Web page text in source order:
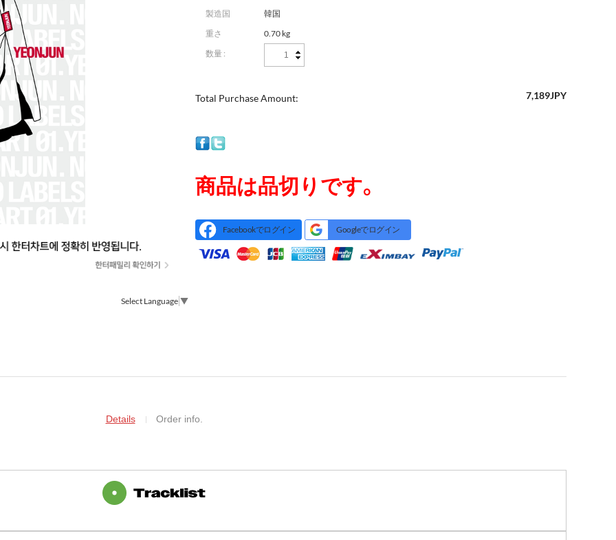
製造国
韓国
重さ
0.70 kg
数量 :
Total Purchase Amount: 7,189JPY
商品は品切りです。
Facebookでログイン Googleでログイン
Select Language ▼
Details Order info.